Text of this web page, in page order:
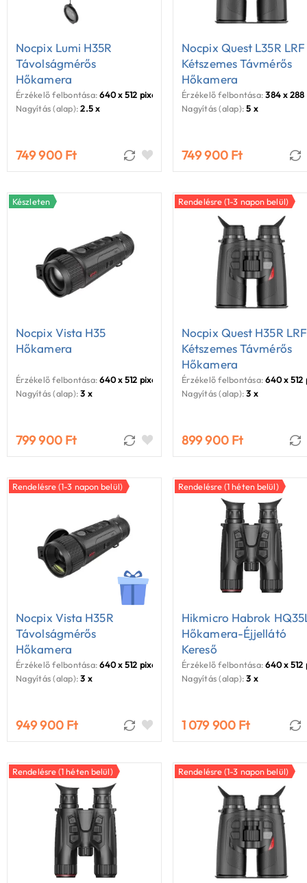
Nocpix Lumi H35R
Távolságmérős
Hőkamera
Érzékelő felbontása: 640 x 512 pixel
Nagyítás (alap): 2.5 x
749 900 Ft
Nocpix Quest L35R LRF
Kétszemes Távmérős
Hőkamera
Érzékelő felbontása: 384 x 288
Nagyítás (alap): 5 x
749 900 Ft
Készleten
Nocpix Vista H35
Hőkamera
Érzékelő felbontása: 640 x 512 pixel
Nagyítás (alap): 3 x
799 900 Ft
Rendelésre (1-3 napon belül)
Nocpix Quest H35R LRF
Kétszemes Távmérős
Hőkamera
Érzékelő felbontása: 640 x 512
Nagyítás (alap): 3 x
899 900 Ft
Rendelésre (1-3 napon belül)
Nocpix Vista H35R
Távolságmérős
Hőkamera
Érzékelő felbontása: 640 x 512 pixel
Nagyítás (alap): 3 x
949 900 Ft
Rendelésre (1 héten belül)
Hikmicro Habrok
Hőkamera-Éjjellátó
Kereső
Érzékelő felbontása: 640 x 512
Nagyítás (alap): 3 x
1 079 900 Ft
Rendelésre (1 héten belül) Rendelésre (1-3 napon belül)